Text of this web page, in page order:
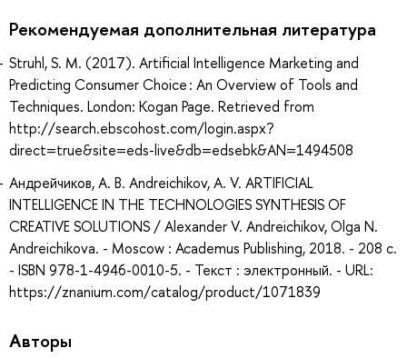
Рекомендуемая дополнительная литература
Struhl, S. M. (2017). Artificial Intelligence Marketing and
Predicting Consumer Choice : An Overview of Tools and
Techniques. London: Kogan Page. Retrieved from
http://search.ebscohost.com/login.aspx?
direct=true&site=eds-live&db=edsebk&AN=1494508
Андрейчиков, А. В. Andreichikov, A. V. ARTIFICIAL
INTELLIGENCE IN THE TECHNOLOGIES SYNTHESIS OF
CREATIVE SOLUTIONS / Alexander V. Andreichikov, Olga N.
Andreichikova. - Moscow : Academus Publishing, 2018. - 208 с.
- ISBN 978-1-4946-0010-5. - Текст : электронный. - URL:
https://znanium.com/catalog/product/1071839
Авторы